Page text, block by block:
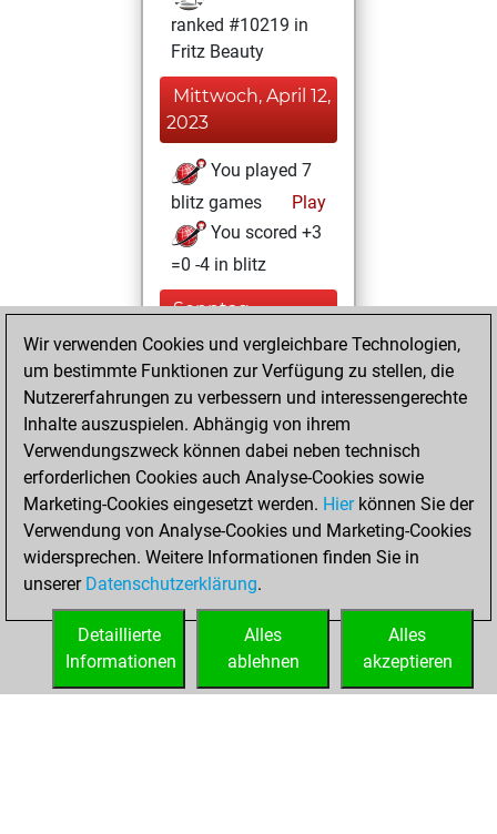
ranked #10219 in
Fritz Beauty
Mittwoch, April 12,
2023
You played 7
blitz games
Play
You scored +3
=0 -4 in blitz
Sonntag,
September 25,
2022
You won
against Fritz
Fritz
You achieved a
BeautyScore of 21
You achieved a
new Elo of 1623
You created
your Fritz account
Wir verwenden Cookies und vergleichbare Technologien,
um bestimmte Funktionen zur Verfügung zu stellen, die
Nutzererfahrungen zu verbessern und interessengerechte
Inhalte auszuspielen. Abhängig von ihrem
Verwendungszweck können dabei neben technisch
erforderlichen Cookies auch Analyse-Cookies sowie
Marketing-Cookies eingesetzt werden. Hierkönnen Sie der
Verwendung von Analyse-Cookies und Marketing-Cookies
widersprechen. Weitere Informationen finden Sie in
unserer Datenschutzerklärung.
Alles
akzeptieren
Alles
ablehnen
Detaillierte
Informationen